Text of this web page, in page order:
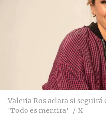
Valeria Ros aclara si
'Todo es mentira'
X